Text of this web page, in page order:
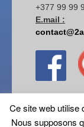
+377 99 99
E.mail :
Ce site web utilise
Nous supposons